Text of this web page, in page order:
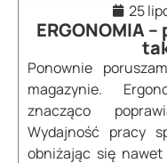
25
ERGONOMIA
Ponownie
magazynie.
znacząco
Wydajność pracy
obniżając się